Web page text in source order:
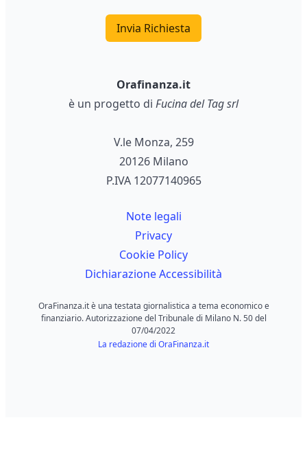
Invia Richiesta
Orafinanza.it
è un progetto di Fucina del Tag srl
V.le Monza, 259
20126 Milano
P.IVA 12077140965
Note legali
Privacy
Cookie Policy
Dichiarazione Accessibilità
OraFinanza.it è una testata giornalistica a tema economico e
finanziario. Autorizzazione del Tribunale di Milano N. 50 del
07/04/2022
La redazione di OraFinanza.it